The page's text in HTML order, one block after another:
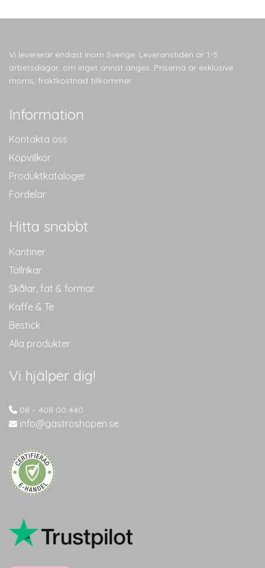
Vi levererar endast inom Sverige. Leveranstiden är 1-5
arbetsdagar, om inget annat anges. Priserna är exklusive
moms, fraktkostnad tillkommer.
Information
Kontakta oss
Köpvillkor
Produktkataloger
Fördelar
Hitta snabbt
Kantiner
Tallrikar
Skålar, fat & formar
Kaffe & Te
Bestick
Alla produkter
Vi hjälper dig!
08 – 408 00 440
info@gastroshopen.se